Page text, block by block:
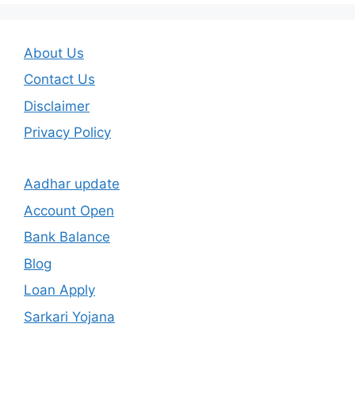
About Us
Contact Us
Disclaimer
Privacy Policy
Aadhar update
Account Open
Bank Balance
Blog
Loan Apply
Sarkari Yojana